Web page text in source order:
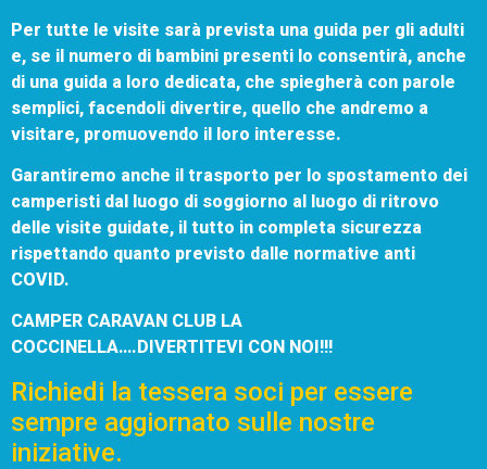
Per tutte le visite sarà prevista una guida per gli adulti
e, se il numero di bambini presenti lo consentirà, anche
di una guida a loro dedicata, che spiegherà con parole
semplici, facendoli divertire, quello che andremo a
visitare, promuovendo il loro interesse.
Garantiremo anche il trasporto per lo spostamento dei
camperisti dal luogo di soggiorno al luogo di ritrovo
delle visite guidate, il tutto in completa sicurezza
rispettando quanto previsto dalle normative anti
COVID.
CAMPER CARAVAN CLUB LA
COCCINELLA….DIVERTITEVI CON NOI!!!
Richiedi la tessera soci per essere
sempre aggiornato sulle nostre
iniziative.